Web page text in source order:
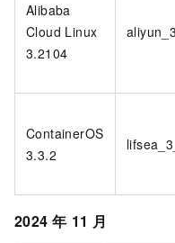
Alibaba
Cloud Linux
3.2104
ContainerOS
3.3.2
2024 年 11 月